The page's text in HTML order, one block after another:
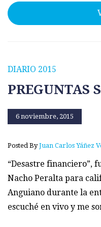
DIARIO 2015
PREGUNTAS
6 noviembre, 2015
Posted ByJuan Carlos Yáñez
“Desastre financiero”,
Nacho Peralta para
Anguiano durante la
escuché en vivo y me